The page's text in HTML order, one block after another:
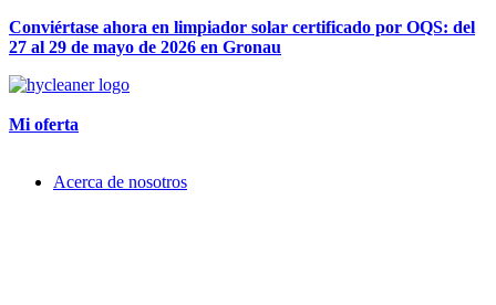
Conviértase ahora en limpiador solar certificado por OQS: del
27 al 29 de mayo de 2026 en Gronau
Mi oferta
Acerca de nosotros